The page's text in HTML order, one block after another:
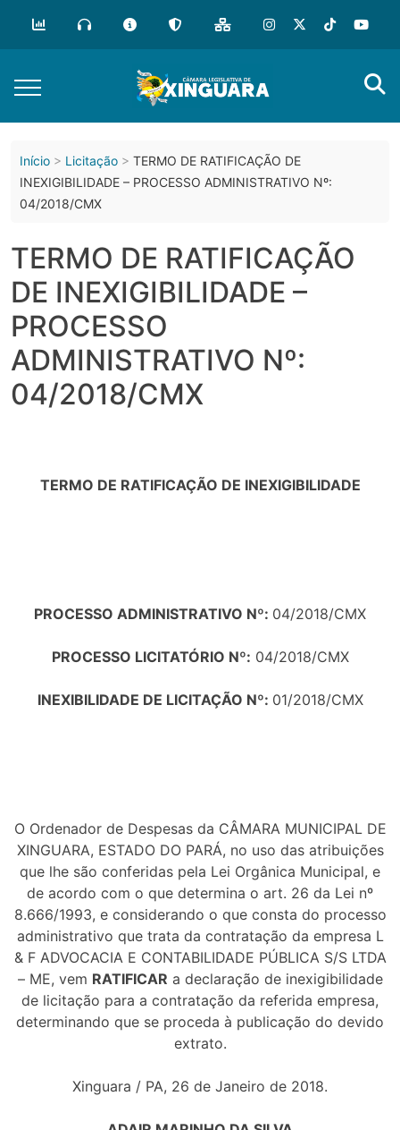
conteúdo
Início Licitação
TERMO DE RATIFICAÇÃO DE
INEXIGIBILIDADE – PROCESSO ADMINISTRATIVO Nº:
04/2018/CMX
TERMO DE RATIFICAÇÃO
DE INEXIGIBILIDADE –
PROCESSO
ADMINISTRATIVO Nº:
04/2018/CMX
TERMO DE RATIFICAÇÃO DE INEXIGIBILIDADE
PROCESSO ADMINISTRATIVO Nº: 04/2018/CMX
PROCESSO LICITATÓRIO Nº: 04/2018/CMX
INEXIBILIDADE DE LICITAÇÃO Nº: 01/2018/CMX
O Ordenador de Despesas da CÂMARA MUNICIPAL DE
XINGUARA, ESTADO DO PARÁ, no uso das atribuições
que lhe são conferidas pela Lei Orgânica Municipal, e
de acordo com o que determina o art. 26 da Lei nº
8.666/1993, e considerando o que consta do processo
administrativo que trata da contratação da empresa L
& F ADVOCACIA E CONTABILIDADE PÚBLICA S/S LTDA
– ME, vem RATIFICAR a declaração de inexigibilidade
de licitação para a contratação da referida empresa,
determinando que se proceda à publicação do devido
extrato.
Xinguara / PA, 26 de Janeiro de 2018.